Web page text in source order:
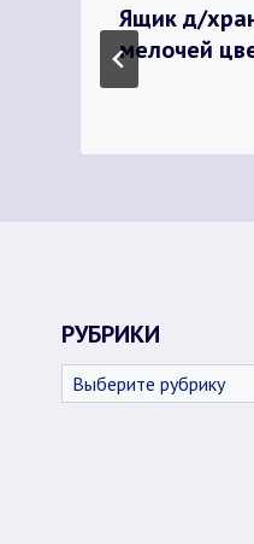
Ящик д/
мелочей
РУБРИКИ
Рубрики